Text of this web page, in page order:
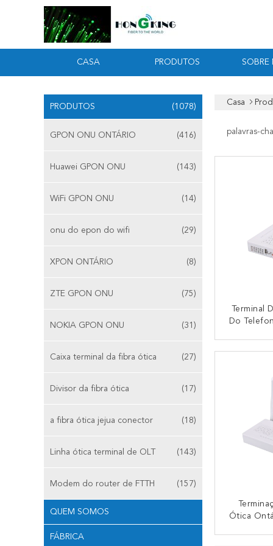
CASA PRODUTOS SOBRE
PRODUTOS (1078)
GPON ONU ONTÁRIO (416)
Huawei GPON ONU (143)
WiFi GPON ONU (14)
onu do epon do wifi (29)
XPON ONTÁRIO (8)
ZTE GPON ONU (75)
NOKIA GPON ONU (31)
Caixa terminal da fibra ótica (27)
Divisor da fibra ótica (17)
a fibra ótica jejua conector (18)
Linha ótica terminal de OLT (143)
Modem do router de FTTH (157)
QUEM SOMOS
FÁBRICA
Casa
palavras-
Terminal
Do
Ótica